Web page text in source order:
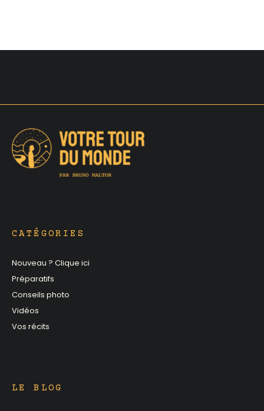
CATÉGORIES
Nouveau ? Clique ici
Préparatifs
Conseils photo
Vidéos
Vos récits
LE BLOG